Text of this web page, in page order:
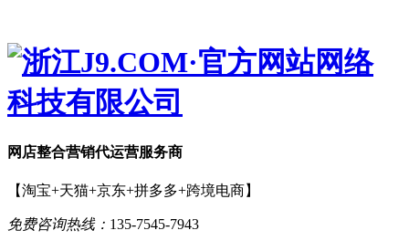
网店整合营销代运营服务商
【淘宝+天猫+京东+拼多多+跨境电商】
免费咨询热线： 135-7545-7943